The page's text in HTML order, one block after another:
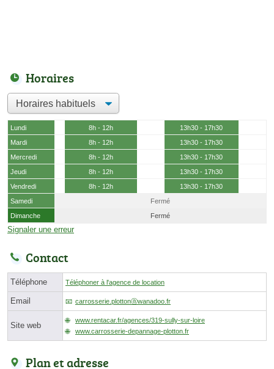
Horaires
Lundi 8h - 12h
13h30 - 17h30
Mardi
8h - 12h
13h30 - 17h30
Mercredi
8h - 12h
13h30 - 17h30
Jeudi
8h - 12h
13h30 - 17h30
Vendredi
8h - 12h
13h30 - 17h30
Samedi
Fermé
Dimanche
Fermé
Signaler une erreur
Contact
Téléphone Téléphoner à l'agence de location
Email carrosserie.plottonⓐwanadoo.fr
Site web
www.rentacar.fr/agences/319-sully-sur-loire
www.carrosserie-depannage-plotton.fr
Plan et adresse